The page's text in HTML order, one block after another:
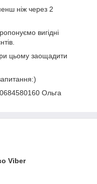
ніж через 2
вигідні
цьому заощадити
Ольга
Viber